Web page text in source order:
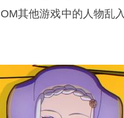
其他游戏中的人物乱